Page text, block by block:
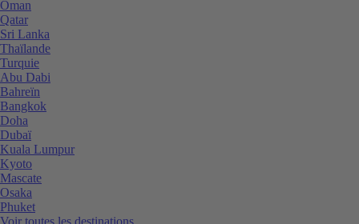
Oman
Qatar
Sri Lanka
Thaïlande
Turquie
Abu Dabi
Bahreïn
Bangkok
Doha
Dubaï
Kuala Lumpur
Kyoto
Mascate
Osaka
Phuket
Voir toutes les destinations